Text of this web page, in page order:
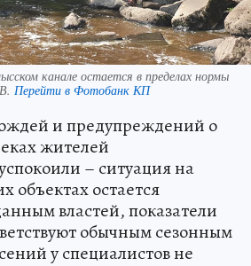
канале остается в пределах нормы
Перейти в Фотобанк КП
и предупреждений о
жителей
– ситуация на
объектах остается
властей, показатели
обычным сезонным
у специалистов не